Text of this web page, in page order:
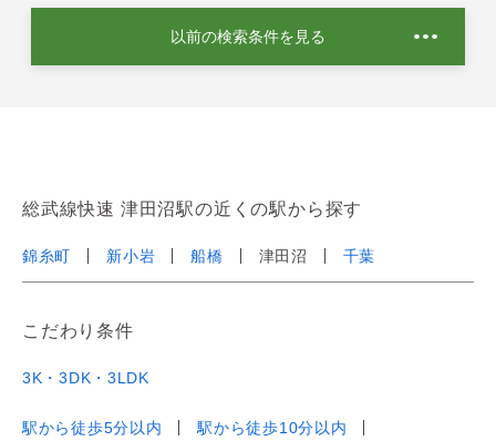
以前の検索条件を見る
総武線快速 津田沼駅の近くの駅から探す
錦糸町 新小岩 船橋 津田沼 千葉
こだわり条件
3K・3DK・3LDK
駅から徒歩5分以内
駅から徒歩10分以内